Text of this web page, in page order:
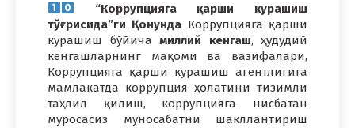
“Коррупцияга қарши курашиш
тўғрисида”ги Қонунда Коррупцияга қарши
курашиш бўйича миллий кенгаш, ҳудудий
кенгашларнинг мақоми ва вазифалари,
Коррупцияга қарши курашиш агентлигига
мамлакатда коррупция ҳолатини тизимли
таҳлил қилиш, коррупцияга нисбатан
муросасиз муносабатни шакллантириш